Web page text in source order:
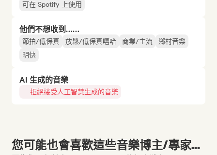
可在 Spotify 上使用
他們不想收到……
節拍/低保真 放鬆/低保真嘻哈 商業/主流
鄉村音樂
明快
AI 生成的音樂
拒絕接受人工智慧生成的音樂
您可能也會喜歡這些音樂博主/專家...